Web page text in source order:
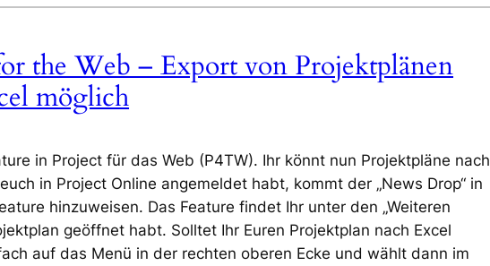
the Web – Export von Projektplänen
möglich
in Project für das Web (P4TW). Ihr könnt nun Projektpläne nach
in Project Online angemeldet habt, kommt der „News Drop“ in
hinzuweisen. Das Feature findet Ihr unter den „Weiteren
geöffnet habt. Solltet Ihr Euren Projektplan nach Excel
auf das Menü in der rechten oberen Ecke und wählt dann im